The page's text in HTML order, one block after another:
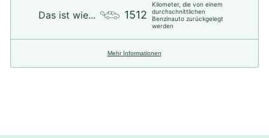
Das ist wie... 1512
Kilometer, die von einem
durchschnittlichen
Benzinauto zurückgelegt
werden
Mehr Informationen